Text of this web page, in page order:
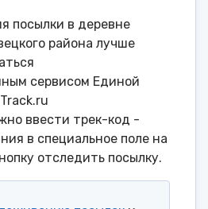
посылки в деревне
района лучше
сервисом Единой
ввести трек-код -
в специальное поле на
отследить посылку.